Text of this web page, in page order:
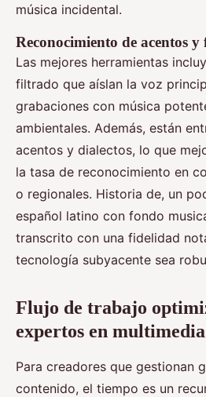
música incidental.
Reconocimiento de acentos
Las mejores herramientas
filtrado que aíslan la voz
grabaciones con música
ambientales. Además, están
acentos y dialectos, lo que
la tasa de reconocimiento en
o regionales. Historia de, un
español latino con fondo
transcrito con una fidelidad
tecnología subyacente sea
Flujo de trabajo
expertos en multimedia
Para creadores que gestionan
contenido, el tiempo es un